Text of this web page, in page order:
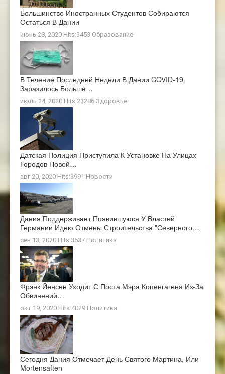
Большинство Иностранных Студентов Собираются
Остаться В Дании
июнь 28, 2020 Hits:3453 Образование
В Течение Последней Недели В Дании COVID-19
Заразилось Больше…
июль 24, 2020 Hits:23286 Здоровье
Датская Полиция Приступила К Установке На Улицах
Городов Новой…
авг 20, 2020 Hits:3991 Новости
Дания Поддерживает Появившуюся У Властей
Германии Идею Отмены Строительства "Северного…
сен 13, 2020 Hits:3637 Политика
Фрэнк Йенсен Уходит С Поста Мэра Копенгагена Из-За
Обвинений…
окт 19, 2020 Hits:4029 Политика
Сегодня Дания Отмечает День Святого Мартина, Или
Mortensaften